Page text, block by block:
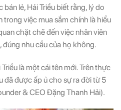
lẻ, Hải Triều biết rằng, lý do
việc mua sắm chính là hiểu
chặt chẽ đến việc nhân viên
nhu cầu của họ không.
là một cái tên mới. Trên thực
đã được ấp ủ cho sự ra đời từ 5
& CEO Đặng Thanh Hải).